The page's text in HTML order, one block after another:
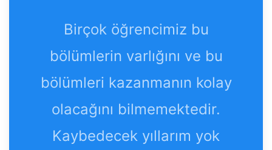
Birçok öğrencimiz bu
bölümlerin varlığını ve bu
bölümleri kazanmanın kolay
olacağını bilmemektedir.
Kaybedecek yıllarım yok